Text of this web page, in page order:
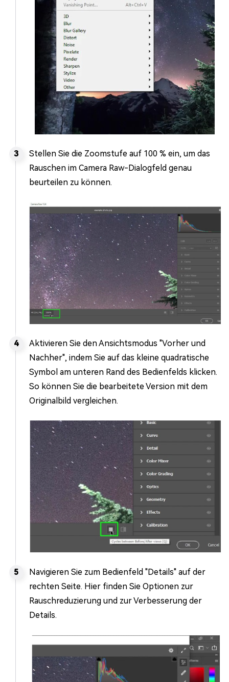
Stellen Sie die Zoomstufe auf 100 % ein, um das
Rauschen im Camera Raw-Dialogfeld genau
beurteilen zu können.
Aktivieren Sie den Ansichtsmodus "Vorher und
Nachher", indem Sie auf das kleine quadratische
Symbol am unteren Rand des Bedienfelds klicken.
So können Sie die bearbeitete Version mit dem
Originalbild vergleichen.
Navigieren Sie zum Bedienfeld "Details" auf der
rechten Seite. Hier finden Sie Optionen zur
Rauschreduzierung und zur Verbesserung der
Details.